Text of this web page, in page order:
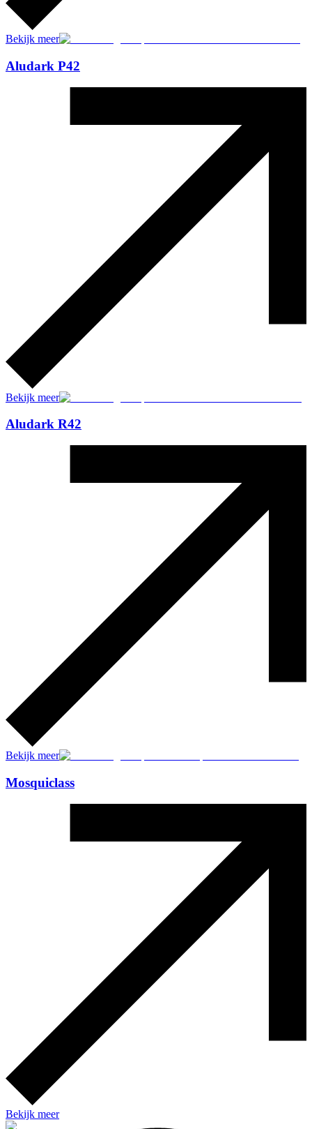
Bekijk meer
Aludark P42
Bekijk meer
Aludark R42
Bekijk meer
Mosquiclass
Bekijk meer